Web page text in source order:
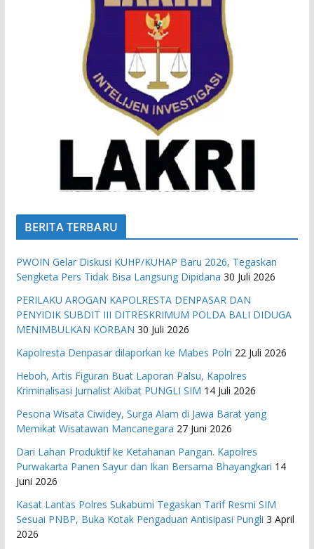
BERITA TERBARU
PWOIN Gelar Diskusi KUHP/KUHAP Baru 2026, Tegaskan
Sengketa Pers Tidak Bisa Langsung Dipidana 30 Juli 2026
PERILAKU AROGAN KAPOLRESTA DENPASAR DAN
PENYIDIK SUBDIT III DITRESKRIMUM POLDA BALI DIDUGA
MENIMBULKAN KORBAN 30 Juli 2026
Kapolresta Denpasar dilaporkan ke Mabes Polri 22 Juli 2026
Heboh, Artis Figuran Buat Laporan Palsu, Kapolres
Kriminalisasi Jurnalist Akibat PUNGLI SIM 14 Juli 2026
Pesona Wisata Ciwidey, Surga Alam di Jawa Barat yang
Memikat Wisatawan Mancanegara 27 Juni 2026
Dari Lahan Produktif ke Ketahanan Pangan. Kapolres
Purwakarta Panen Sayur dan Ikan Bersama Bhayangkari 14
Juni 2026
Kasat Lantas Polres Sukabumi Tegaskan Tarif Resmi SIM
Sesuai PNBP, Buka Kotak Pengaduan Antisipasi Pungli 3 April
2026